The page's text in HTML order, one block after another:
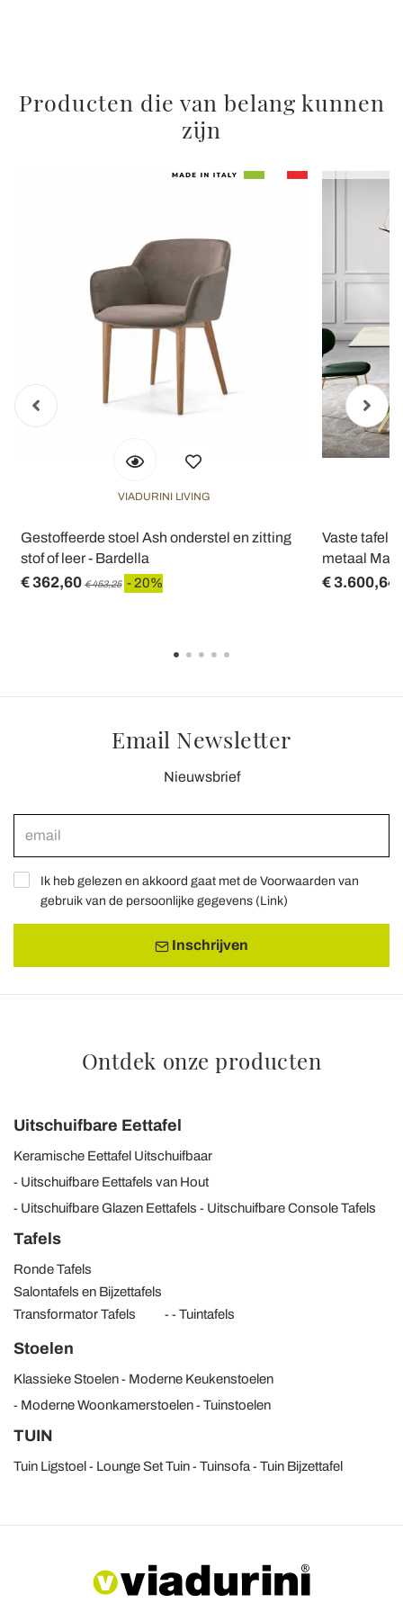
Producten die van belang kunnen
zijn
VIADURINI LIVING
Gestoffeerde stoel Ash onderstel en zitting
stof of leer - Bardella
€ 362,60 € 453,25 - 20%
Vaste tafel
metaal
€ 3.600,64
Email Newsletter
Nieuwsbrief
Ik heb gelezen en akkoord gaat met de Voorwaarden van
gebruik van de persoonlijke gegevens (Link)
Inschrijven
Ontdek onze producten
Uitschuifbare Eettafel
Keramische Eettafel Uitschuifbaar
Uitschuifbare Eettafels van Hout
Uitschuifbare Glazen Eettafels
Uitschuifbare Console Tafels
Tafels
Ronde Tafels
Salontafels en Bijzettafels
Transformator Tafels
Tuintafels
Stoelen
Klassieke Stoelen
Moderne Keukenstoelen
Moderne Woonkamerstoelen
Tuinstoelen
TUIN
Tuin Ligstoel Lounge Set Tuin Tuinsofa Tuin Bijzettafel